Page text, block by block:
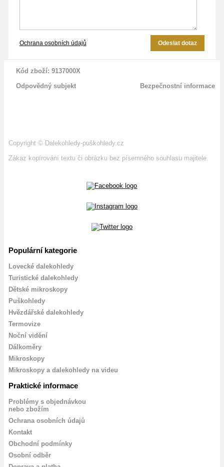
Ochrana osobních údajů Odeslat dotaz
Kód zboží: 9137000X
Odpovědný subjekt
Bezpečnostní informace
Copyright © Dalekohledy-puškohledy.cz
Zákaz kopírování textu či obrázku bez písemného souhlasu majitele.
Populární kategorie
Lovecké dalekohledy
Turistické dalekohledy
Dětské mikroskopy
Puškohledy
Hvězdářské dalekohledy
Termovize
Noční vidění
Dálkoměry
Mikroskopy
Mikroskopy a dalekohledy na videu
Praktické informace
Problémy s objednávkou
nebo zbožím
Ochrana osobních údajů
Kontakt
Obchodní podmínky
Osobní odběr